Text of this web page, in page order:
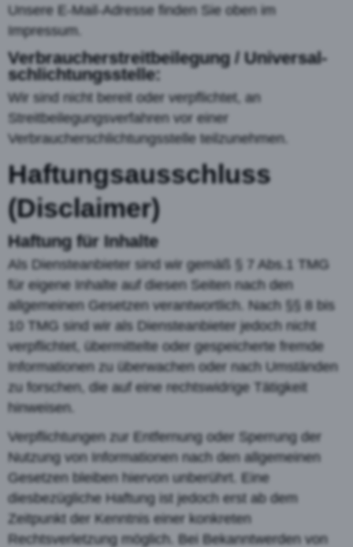
Unsere E-Mail-Adresse finden Sie oben im
Impressum.
Verbraucher­streit­beilegung / Universal­
schlichtungs­stelle:
Wir sind nicht bereit oder verpflichtet, an
Streitbeilegungsverfahren vor einer
Verbraucherschlichtungsstelle teilzunehmen.
Haftungsausschluss
(Disclaimer)
Haftung für Inhalte
Als Diensteanbieter sind wir gemäß § 7 Abs.1 TMG
für eigene Inhalte auf diesen Seiten nach den
allgemeinen Gesetzen verantwortlich. Nach §§ 8 bis
10 TMG sind wir als Diensteanbieter jedoch nicht
verpflichtet, übermittelte oder gespeicherte fremde
Informationen zu überwachen oder nach Umständen
zu forschen, die auf eine rechtswidrige Tätigkeit
hinweisen.
Verpflichtungen zur Entfernung oder Sperrung der
Nutzung von Informationen nach den allgemeinen
Gesetzen bleiben hiervon unberührt. Eine
diesbezügliche Haftung ist jedoch erst ab dem
Zeitpunkt der Kenntnis einer konkreten
Rechtsverletzung möglich. Bei Bekanntwerden von